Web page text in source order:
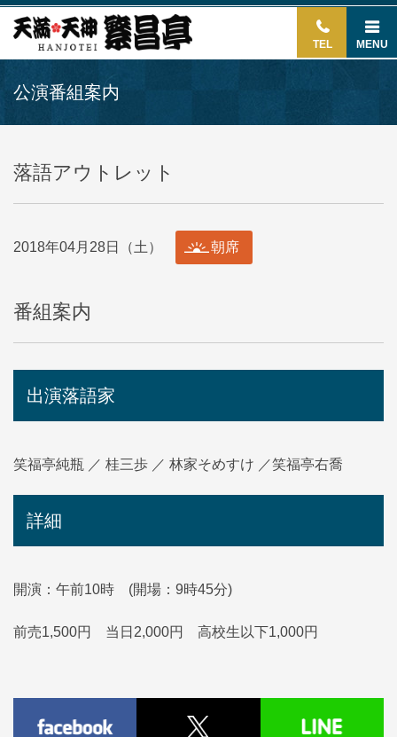
TEL MENU
公演番組案内
落語アウトレット
2018年04月28日（土） 朝席
番組案内
出演落語家
笑福亭純瓶 ／ 桂三歩 ／ 林家そめすけ ／笑福亭右喬
詳細
開演：午前10時 (開場：9時45分)
前売1,500円 当日2,000円 高校生以下1,000円